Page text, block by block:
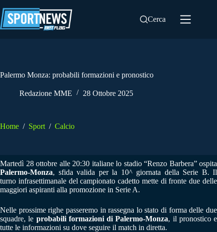
al
contenuto
Cerca
Palermo Monza: probabili formazioni e pronostico
Redazione MME 28 Ottobre 2025
Home / Sport / Calcio
Martedì 28 ottobre alle 20:30 italiane lo stadio “Renzo Barbera” ospita
Palermo-Monza, sfida valida per la 10^ giornata della Serie B. Il
turno infrasettimanale del campionato cadetto mette di fronte due delle
maggiori aspiranti alla promozione in Serie A.
Nelle prossime righe passeremo in rassegna lo stato di forma delle due
squadre, le probabili formazioni di Palermo-Monza, il pronostico e
tutte le informazioni su dove seguire il match in diretta.